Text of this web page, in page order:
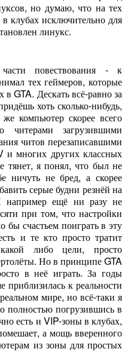
но думаю, что на тех
клубах исключительно для
линукс.
повествования - к
тех геймеров, которые
GTA. Дескать всё-равно за
хоть сколько-нибудь,
компьютер скорее всего
читерами загрузившими
читов перезаписавшими
и многих других классных
тянет, я понял, что был не
ничуть не бред, а скорее
серые будни резнёй на
например ещё ни разу не
при том, что настройки
счастьем поиграть в эту
и те кто просто тратит
либо цели, просто
Но в принципе GTA
в неё играть. За годы
приблизилась к реальности
мире, но всё-таки я
полностью погрузившись в
есть и VIP-зоны в клубах,
а мощь вверенного
из зоны для простых